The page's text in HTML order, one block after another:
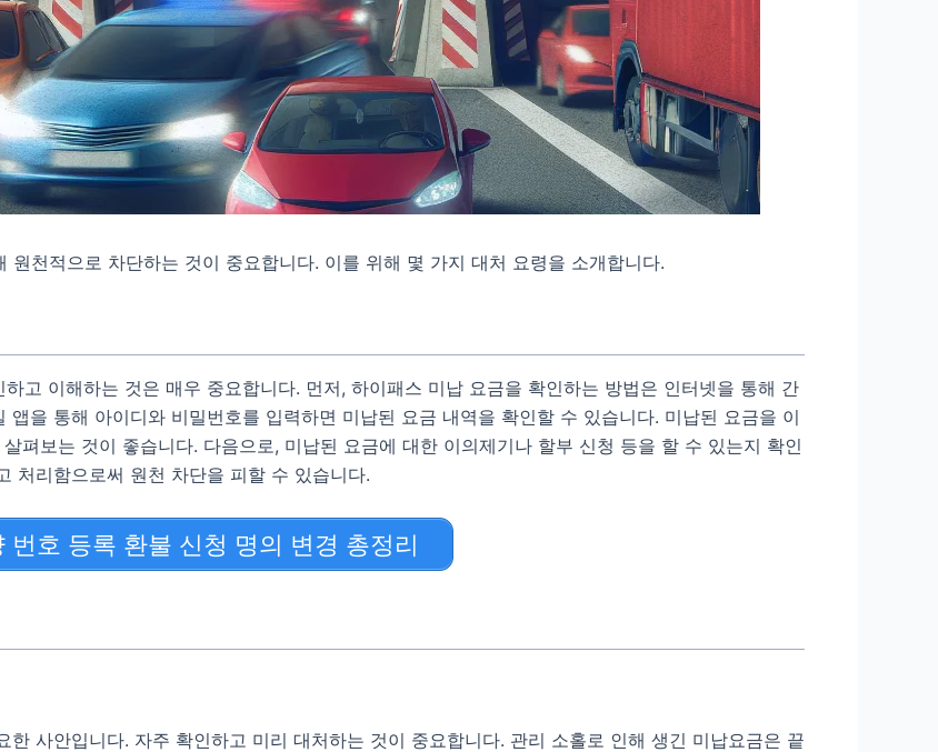
천적으로 차단하는 것이 중요합니다. 이를 위해 몇 가지 대처 요령을 소개합니다.
고 이해하는 것은 매우 중요합니다. 먼저, 하이패스 미납 요금을 확인하는 방법은 인터넷을 통해 간
을 통해 아이디와 비밀번호를 입력하면 미납된 요금 내역을 확인할 수 있습니다. 미납된 요금을 이
펴보는 것이 좋습니다. 다음으로, 미납된 요금에 대한 이의제기나 할부 신청 등을 할 수 있는지 확인
처리함으로써 원천 차단을 피할 수 있습니다.
호 등록 환불 신청 명의 변경 총정리
사안입니다. 자주 확인하고 미리 대처하는 것이 중요합니다. 관리 소홀로 인해 생긴 미납요금은 끝